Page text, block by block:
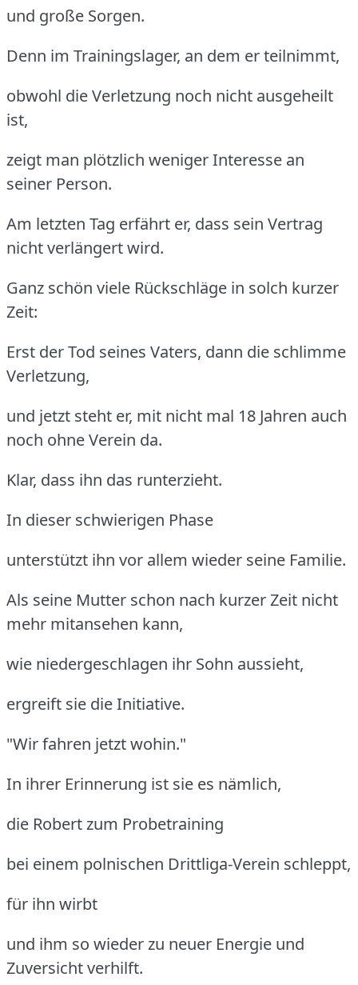
und große Sorgen.
Denn im Trainingslager, an dem er teilnimmt,
obwohl die Verletzung noch nicht ausgeheilt
ist,
zeigt man plötzlich weniger Interesse an
seiner Person.
Am letzten Tag erfährt er, dass sein Vertrag
nicht verlängert wird.
Ganz schön viele Rückschläge in solch kurzer
Zeit:
Erst der Tod seines Vaters, dann die schlimme
Verletzung,
und jetzt steht er, mit nicht mal 18 Jahren auch
noch ohne Verein da.
Klar, dass ihn das runterzieht.
In dieser schwierigen Phase
unterstützt ihn vor allem wieder seine Familie.
Als seine Mutter schon nach kurzer Zeit nicht
mehr mitansehen kann,
wie niedergeschlagen ihr Sohn aussieht,
ergreift sie die Initiative.
"Wir fahren jetzt wohin."
In ihrer Erinnerung ist sie es nämlich,
die Robert zum Probetraining
bei einem polnischen Drittliga-Verein schleppt,
für ihn wirbt
und ihm so wieder zu neuer Energie und
Zuversicht verhilft.